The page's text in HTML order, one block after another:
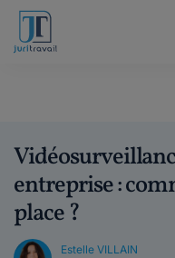
entreprise :
place ?
Estelle VILLAIN